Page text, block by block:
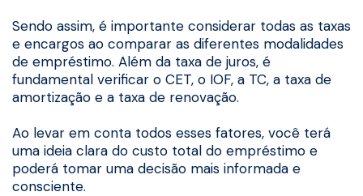
Sendo assim, é importante considerar todas as taxas
e encargos ao comparar as diferentes modalidades
de empréstimo. Além da taxa de juros, é
fundamental verificar o CET, o IOF, a TC, a taxa de
amortização e a taxa de renovação.
Ao levar em conta todos esses fatores, você terá
uma ideia clara do custo total do empréstimo e
poderá tomar uma decisão mais informada e
consciente.